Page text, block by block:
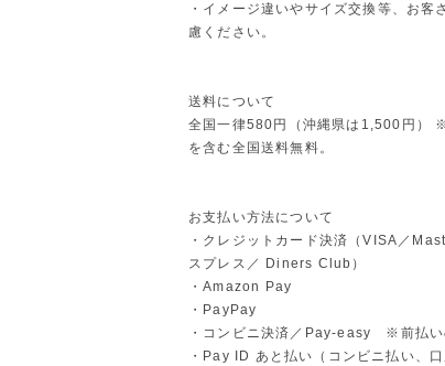
・イメージ違いやサイズ交換等、お客
慮ください。
送料について
全国一律580円（沖縄県は1,500円）
を含む全国送料無料。
お支払い方法について
・クレジットカード決済（VISA／
スプレス／ Diners Club）
・Amazon Pay
・PayPay
・コンビニ決済／Pay-easy ※前払い
・Pay ID あと払い（コンビニ払い、